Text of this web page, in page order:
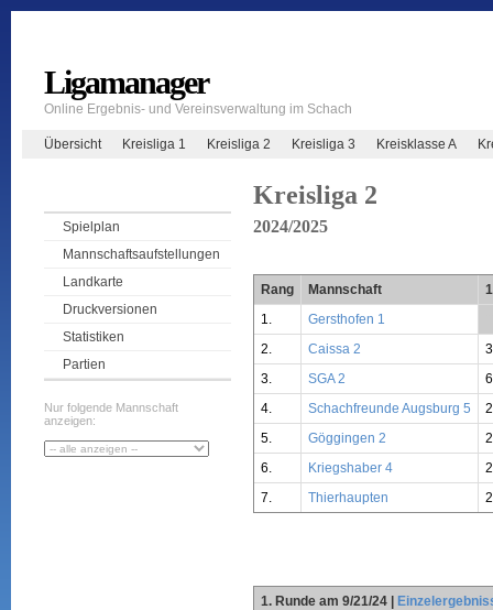
Ligamanager
Online Ergebnis- und Vereinsverwaltung im Schach
Übersicht Kreisliga 1 Kreisliga 2 Kreisliga 3 Kreisklasse A
Spielplan
Mannschaftsaufstellungen
Landkarte
Druckversionen
Statistiken
Partien
Nur folgende Mannschaft
anzeigen:
Kreisliga 2
2024/2025
Rang Mannschaft
1
1.
Gersthofen 1
2.
Caissa 2
3
3.
SGA 2
6
4.
Schachfreunde Augsburg 5
2
5.
Göggingen 2
6.
Kriegshaber 4
7.
Thierhaupten
1. Runde am 9/21/24|